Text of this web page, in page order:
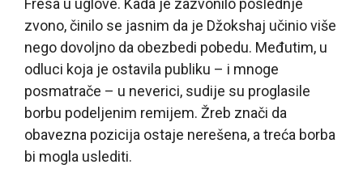
zvono, činilo se jasnim da je Džokshaj učinio više
nego dovoljno da obezbedi pobedu. Međutim, u
odluci koja je ostavila publiku – i mnoge
posmatrače – u neverici, sudije su proglasile
borbu podeljenim remijem. Žreb znači da
obavezna pozicija ostaje nerešena, a treća borba
bi mogla uslediti.